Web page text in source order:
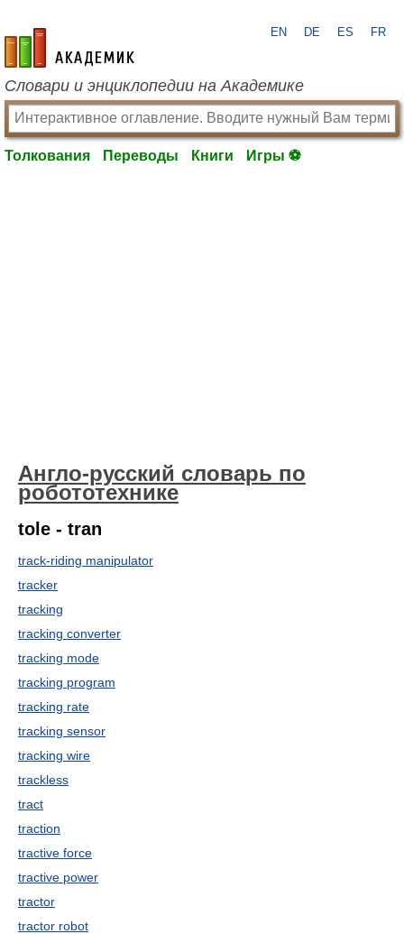
academic.ru
EN DE ES FR
Словари и энциклопедии на Академике
Толкования Переводы Книги Игры ⚽
Англо-русский словарь по
робототехнике
tole - tran
track-riding manipulator
tracker
tracking
tracking converter
tracking mode
tracking program
tracking rate
tracking sensor
tracking wire
trackless
tract
traction
tractive force
tractive power
tractor
tractor robot